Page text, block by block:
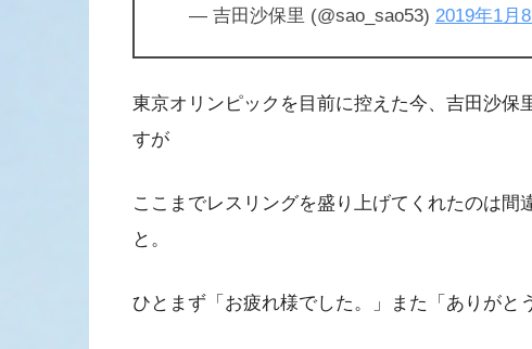
— 吉田沙保里 (@sao_sao53) 2019年1月8
東京オリンピックを目前に控えた今、吉田沙
すが
ここまでレスリングを盛り上げてくれたのは間
と。
ひとまず「お疲れ様でした。」また「ありがと